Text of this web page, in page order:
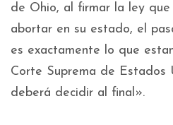
de Ohio, al firmar la ley
abortar en su estado, el
es exactamente lo que
Corte Suprema de Estados
deberá decidir al final».